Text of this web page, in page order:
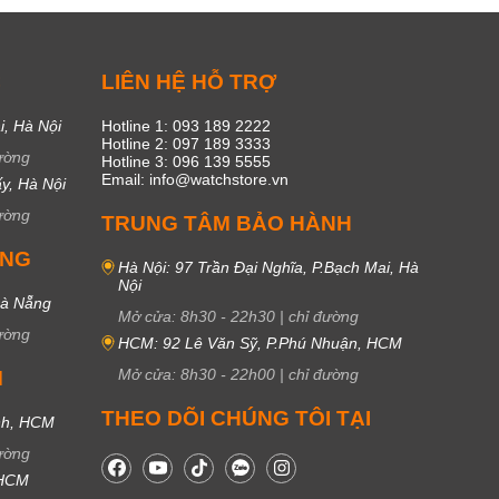
Hà Nội
Hà Nội
Nẵng
HCM
LIÊN HỆ HỖ TRỢ
Hotline 1: 093 189 2222
Hotline 2: 097 189 3333
Hotline 3: 096 139 5555
Email: info@watchstore.vn
TRUNG TÂM BẢO HÀNH
Hà Nội: 97 Trần Đại Nghĩa, P.Bạch Mai, Hà
Nội
Mở cửa: 8h30 - 22h30 | chỉ đường
HCM: 92 Lê Văn Sỹ, P.Phú Nhuận, HCM
Mở cửa: 8h30 - 22h00 | chỉ đường
THEO DÕI CHÚNG TÔI TẠI